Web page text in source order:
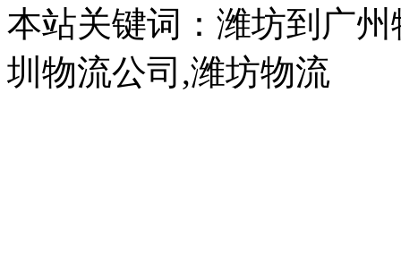
本站关键词：潍坊到广
圳物流公司,潍坊物流